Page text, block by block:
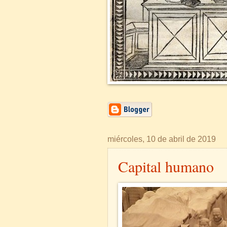
miércoles, 10 de abril de 2019
Capital humano